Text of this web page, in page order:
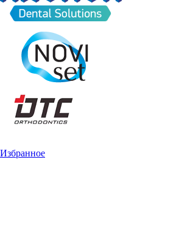
Избранное